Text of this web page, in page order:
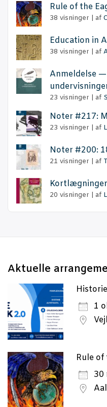
Rule of the
38 visninger af
Educa­tion in
38 visninger af
Anmel­del­se
23 visninger af
Noter #217:
23 visninger af
Noter #200:
21 visninger af
20 visninger af
Aktu­el­le
1
Rule of
30